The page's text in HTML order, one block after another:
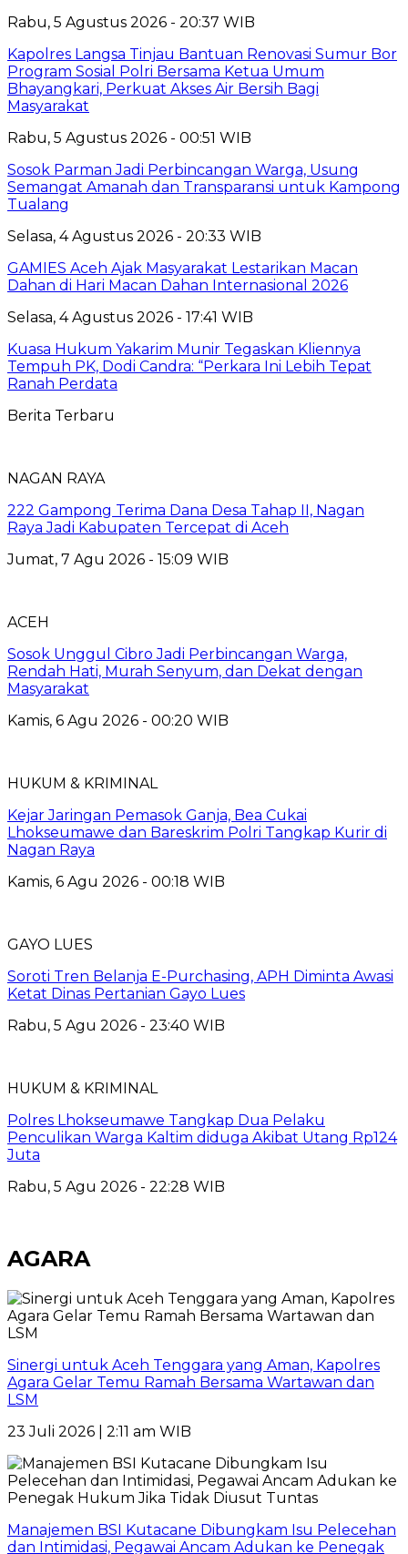
Rabu, 5 Agustus 2026 - 20:37 WIB
Kapolres Langsa Tinjau Bantuan Renovasi Sumur Bor
Program Sosial Polri Bersama Ketua Umum
Bhayangkari, Perkuat Akses Air Bersih Bagi
Masyarakat
Rabu, 5 Agustus 2026 - 00:51 WIB
Sosok Parman Jadi Perbincangan Warga, Usung
Semangat Amanah dan Transparansi untuk Kampong
Tualang
Selasa, 4 Agustus 2026 - 20:33 WIB
GAMIES Aceh Ajak Masyarakat Lestarikan Macan
Dahan di Hari Macan Dahan Internasional 2026
Selasa, 4 Agustus 2026 - 17:41 WIB
Kuasa Hukum Yakarim Munir Tegaskan Kliennya
Tempuh PK, Dodi Candra: “Perkara Ini Lebih Tepat
Ranah Perdata
Berita Terbaru
NAGAN RAYA
222 Gampong Terima Dana Desa Tahap II, Nagan
Raya Jadi Kabupaten Tercepat di Aceh
Jumat, 7 Agu 2026 - 15:09 WIB
ACEH
Sosok Unggul Cibro Jadi Perbincangan Warga,
Rendah Hati, Murah Senyum, dan Dekat dengan
Masyarakat
Kamis, 6 Agu 2026 - 00:20 WIB
HUKUM & KRIMINAL
Kejar Jaringan Pemasok Ganja, Bea Cukai
Lhokseumawe dan Bareskrim Polri Tangkap Kurir di
Nagan Raya
Kamis, 6 Agu 2026 - 00:18 WIB
GAYO LUES
Soroti Tren Belanja E-Purchasing, APH Diminta Awasi
Ketat Dinas Pertanian Gayo Lues
Rabu, 5 Agu 2026 - 23:40 WIB
HUKUM & KRIMINAL
Polres Lhokseumawe Tangkap Dua Pelaku
Penculikan Warga Kaltim diduga Akibat Utang Rp124
Juta
Rabu, 5 Agu 2026 - 22:28 WIB
AGARA
Sinergi untuk Aceh Tenggara yang Aman, Kapolres
Agara Gelar Temu Ramah Bersama Wartawan dan
LSM
23 Juli 2026 | 2:11 am WIB
Manajemen BSI Kutacane Dibungkam Isu Pelecehan
dan Intimidasi, Pegawai Ancam Adukan ke Penegak